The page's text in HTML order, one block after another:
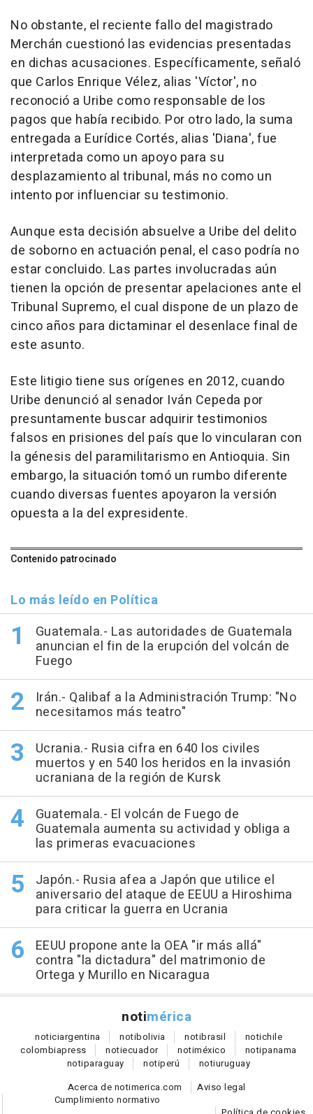
No obstante, el reciente fallo del magistrado
Merchán cuestionó las evidencias presentadas
en dichas acusaciones. Específicamente, señaló
que Carlos Enrique Vélez, alias 'Víctor', no
reconoció a Uribe como responsable de los
pagos que había recibido. Por otro lado, la suma
entregada a Eurídice Cortés, alias 'Diana', fue
interpretada como un apoyo para su
desplazamiento al tribunal, más no como un
intento por influenciar su testimonio.
Aunque esta decisión absuelve a Uribe del delito
de soborno en actuación penal, el caso podría no
estar concluido. Las partes involucradas aún
tienen la opción de presentar apelaciones ante el
Tribunal Supremo, el cual dispone de un plazo de
cinco años para dictaminar el desenlace final de
este asunto.
Este litigio tiene sus orígenes en 2012, cuando
Uribe denunció al senador Iván Cepeda por
presuntamente buscar adquirir testimonios
falsos en prisiones del país que lo vincularan con
la génesis del paramilitarismo en Antioquia. Sin
embargo, la situación tomó un rumbo diferente
cuando diversas fuentes apoyaron la versión
opuesta a la del expresidente.
Contenido patrocinado
Lo más leído en Política
Guatemala.- Las autoridades de Guatemala
anuncian el fin de la erupción del volcán de
Fuego
Irán.- Qalibaf a la Administración Trump: "No
necesitamos más teatro"
Ucrania.- Rusia cifra en 640 los civiles
muertos y en 540 los heridos en la invasión
ucraniana de la región de Kursk
Guatemala.- El volcán de Fuego de
Guatemala aumenta su actividad y obliga a
las primeras evacuaciones
Japón.- Rusia afea a Japón que utilice el
aniversario del ataque de EEUU a Hiroshima
para criticar la guerra en Ucrania
EEUU propone ante la OEA "ir más allá"
contra "la dictadura" del matrimonio de
Ortega y Murillo en Nicaragua
notimérica
noticiargentina notibolivia notibrasil notichile
colombiapress notiecuador notiméxico notipanama
notiparaguay notiperú notiuruguay
Acerca de notimerica.com
Aviso legal
Cumplimiento normativo